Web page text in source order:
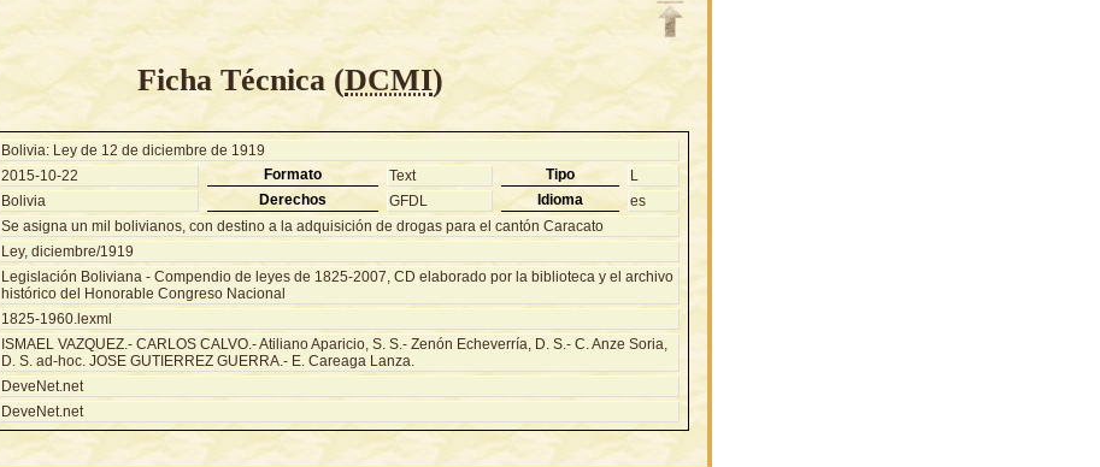
Ficha Técnica (DCMI)
Bolivia: Ley de 12 de diciembre de 1919
2015-10-22 Formato Text Tipo
L
Bolivia Derechos GFDL Idioma
es
Se asigna un mil bolivianos, con destino a la adquisición de drogas para el cantón Caracato
Ley, diciembre/1919
Legislación Boliviana - Compendio de leyes de 1825-2007, CD elaborado por la biblioteca y el archivo
histórico del Honorable Congreso Nacional
1825-1960.lexml
ISMAEL VAZQUEZ.- CARLOS CALVO.- Atiliano Aparicio, S. S.- Zenón Echeverría, D. S.- C. Anze Soria,
D. S. ad-hoc. JOSE GUTIERREZ GUERRA.- E. Careaga Lanza.
DeveNet.net
DeveNet.net